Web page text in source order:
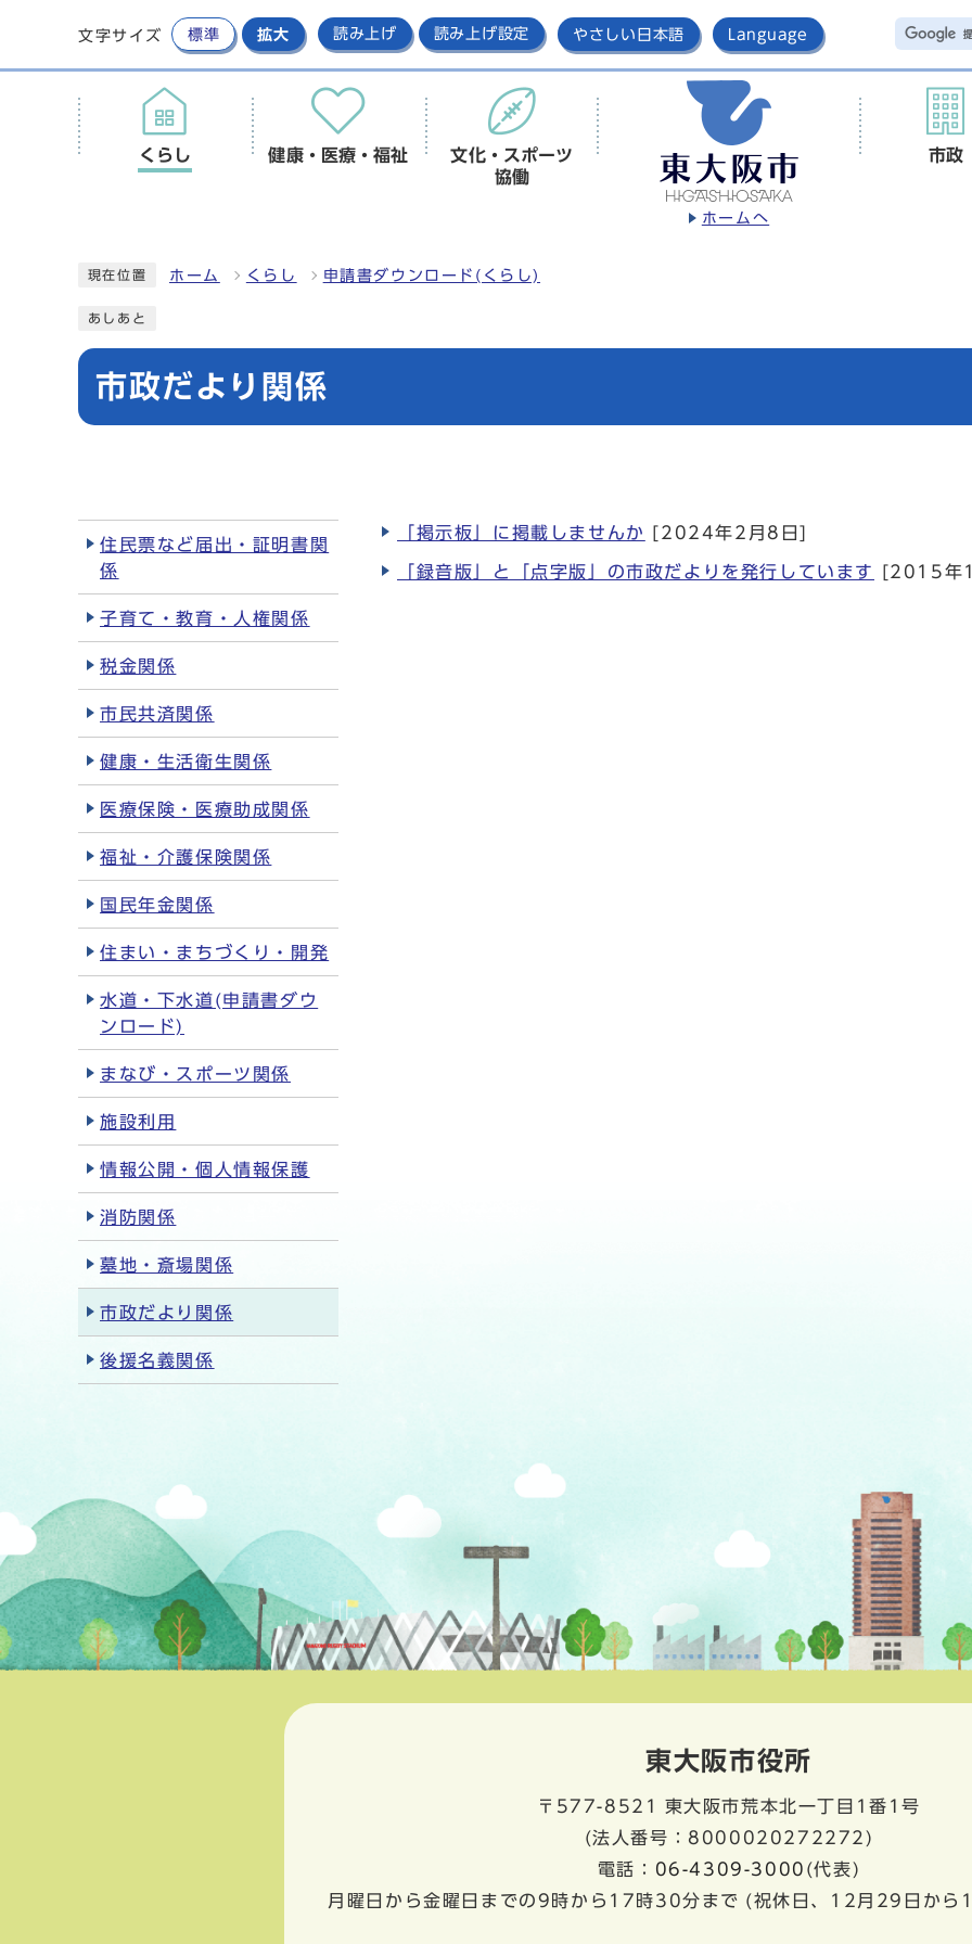
文字サイズ 標準 拡大 読み上げ 読み上げ設定 やさしい日本語 Language
ホームへ
くらし 健康・医療・福祉
文化・スポーツ
協働
市政
現在位置 ホーム くらし 申請書ダウンロード(くらし)
あしあと
市政だより関係
「掲示板」に掲載しませんか [2024年2月8日]
「録音版」と「点字版」の市政だよりを発行しています [2015年
住民票など届出・証明書関
係
子育て・教育・人権関係
税金関係
市民共済関係
健康・生活衛生関係
医療保険・医療助成関係
福祉・介護保険関係
国民年金関係
住まい・まちづくり・開発
水道・下水道(申請書ダウ
ンロード)
まなび・スポーツ関係
施設利用
情報公開・個人情報保護
消防関係
墓地・斎場関係
市政だより関係
後援名義関係
東大阪市役所
〒577-8521
東大阪市荒本北一丁目1番1号
(法人番号：8000020272272)
電話： 06-4309-3000 (代表)
月曜日から金曜日までの9時から17時30分まで (祝休日、12月29日から